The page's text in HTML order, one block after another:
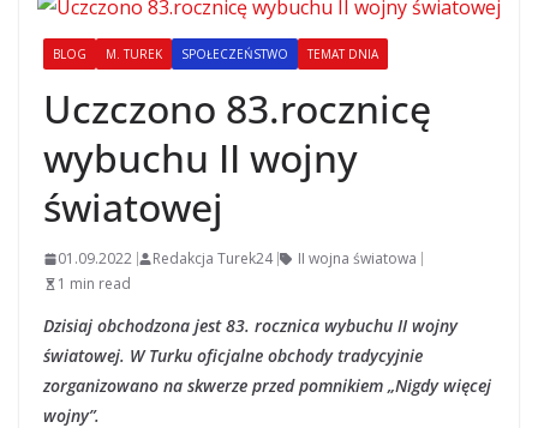
BLOG M. TUREK SPOŁECZEŃSTWO TEMAT DNIA
Uczczono 83.rocznicę
wybuchu II wojny
światowej
01.09.2022 Redakcja Turek24
II wojna światowa
1 min read
Dzisiaj obchodzona jest 83. rocznica wybuchu II wojny
światowej. W Turku oficjalne obchody tradycyjnie
zorganizowano na skwerze przed pomnikiem „Nigdy więcej
wojny”.